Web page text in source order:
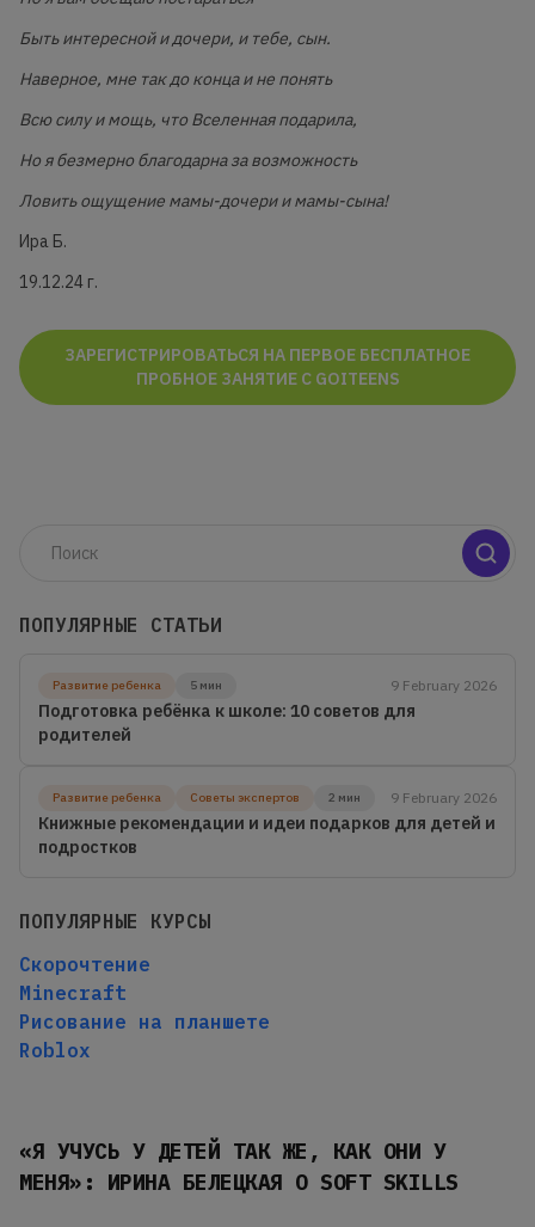
Быть интересной и дочери, и тебе, сын.
Наверное, мне так до конца и не понять
Всю силу и мощь, что Вселенная подарила,
Но я безмерно благодарна за возможность
Ловить ощущение мамы-дочери и мамы-сына!
Ира Б.
19.12.24 г.
ЗАРЕГИСТРИРОВАТЬСЯ НА ПЕРВОЕ БЕСПЛАТНОЕ
ПРОБНОЕ ЗАНЯТИЕ С GOITEENS
ПОПУЛЯРНЫЕ СТАТЬИ
Развитие ребенка 5 мин 9 February 2026
Подготовка ребёнка к школе: 10 советов для
родителей
Развитие ребенка Советы экспертов 2 мин 9 February 2026
Книжные рекомендации и идеи подарков для детей и
подростков
ПОПУЛЯРНЫЕ КУРСЫ
Скорочтение
Minecraft
Рисование на планшете
Roblox
«Я УЧУСЬ У ДЕТЕЙ ТАК ЖЕ, КАК ОНИ У
МЕНЯ»: ИРИНА БЕЛЕЦКАЯ О SOFT SKILLS